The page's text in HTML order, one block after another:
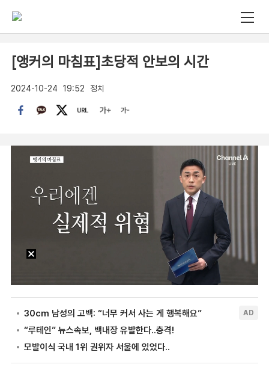
[앵커의 마침표]초당적 안보의 시간
2024-10-24 19:52 정치